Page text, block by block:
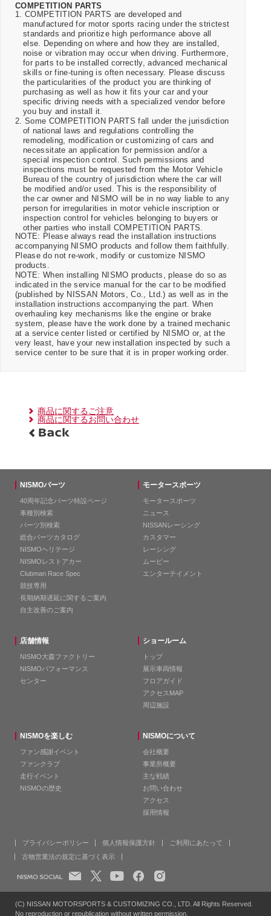
COMPETITION PARTS
1. COMPETITION PARTS are developed and
manufactured for motor sports racing under the strictest
standards and prioritize high performance above all
else. Depending on where and how they are installed,
noise or vibration may occur when driving. Furthermore,
for parts to be installed correctly, advanced mechanical
skills or fine-tuning is often necessary. Please discuss
the particularities of the product you are thinking of
purchasing as well as how it fits your car and your
specific driving needs with a specialized vendor before
you buy and install it.
2. Some COMPETITION PARTS fall under the jurisdiction
of national laws and regulations controlling the
remodeling, modification or customizing of cars and
necessitate an application for permission and/or a
special inspection control. Such permissions and
inspections must be requested from the Motor Vehicle
Bureau of the country of jurisdiction where the car will
be modified and/or used. This is the responsibility of
the car owner and NISMO will be in no way liable to any
person for irregularities in motor vehicle inscription or
inspection control for vehicles belonging to buyers or
other parties who install COMPETITION PARTS.
NOTE: Please always read the installation instructions
accompanying NISMO products and follow them faithfully.
Please do not re-work, modify or customize NISMO
products.
NOTE: When installing NISMO products, please do so as
indicated in the service manual for the car to be modified
(published by NISSAN Motors, Co., Ltd.) as well as in the
installation instructions accompanying the part. When
overhauling key mechanisms like the engine or brake
system, please have the work done by a trained mechanic
at a service center listed or certified by NISMO or, at the
very least, have your new installation inspected by such a
service center to be sure that it is in proper working order.
商品に関するご注意
商品に関するお問い合わせ
NISMOパーツ
40周年記念パーツ特設ページ
車種別検索
パーツ別検索
総合パーツカタログ
NISMOヘリテージ
NISMOレストアカー
Clubman Race Spec
競技専用
長期納期遅延に関するご案内
自主改善のご案内
モータースポーツ
モータースポーツ
ニュース
NISSANレーシング
カスタマー
レーシング
ムービー
エンターテイメント
店舗情報
NISMO大森ファクトリー
NISMOパフォーマンス
センター
ショールーム
トップ
展示車両情報
フロアガイド
アクセスMAP
周辺施設
NISMOを楽しむ
ファン感謝イベント
ファンクラブ
走行イベント
NISMOの歴史
NISMOについて
会社概要
事業所概要
主な戦績
お問い合わせ
アクセス
採用情報
プライバシーポリシー 個人情報保護方針
ご利用にあたって
古物営業法の規定に基づく表示
(C) NISSAN MOTORSPORTS & CUSTOMIZING CO., LTD. All Rights Reserved.
No reproduction or republication without written permission.